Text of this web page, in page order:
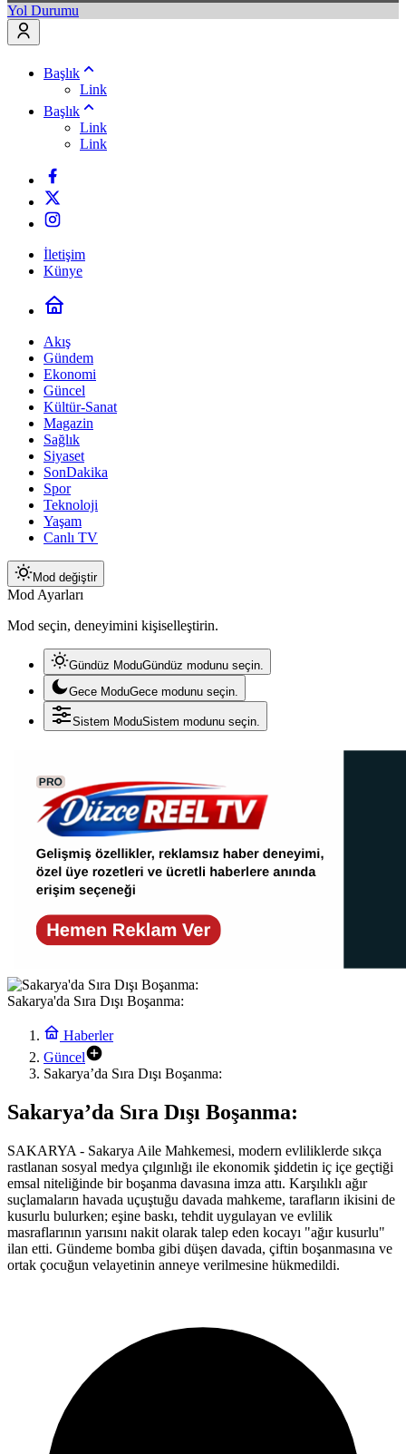
Yol Durumu
Başlık
Link
Başlık
Link
Link
İletişim
Künye
Akış
Gündem
Ekonomi
Güncel
Kültür-Sanat
Magazin
Sağlık
Siyaset
SonDakika
Spor
Teknoloji
Yaşam
Canlı TV
Mod değiştir
Mod Ayarları
Mod seçin, deneyimini kişiselleştirin.
Gündüz ModuGündüz modunu seçin.
Gece ModuGece modunu seçin.
Sistem ModuSistem modunu seçin.
Sakarya'da Sıra Dışı Boşanma:
Haberler
Güncel
Sakarya’da Sıra Dışı Boşanma:
Sakarya’da Sıra Dışı Boşanma:
SAKARYA - Sakarya Aile Mahkemesi, modern evliliklerde sıkça
rastlanan sosyal medya çılgınlığı ile ekonomik şiddetin iç içe geçtiği
emsal niteliğinde bir boşanma davasına imza attı. Karşılıklı ağır
suçlamaların havada uçuştuğu davada mahkeme, tarafların ikisini de
kusurlu bulurken; eşine baskı, tehdit uygulayan ve evlilik
masraflarının yarısını nakit olarak talep eden kocayı "ağır kusurlu"
ilan etti. Gündeme bomba gibi düşen davada, çiftin boşanmasına ve
ortak çocuğun velayetinin anneye verilmesine hükmedildi.